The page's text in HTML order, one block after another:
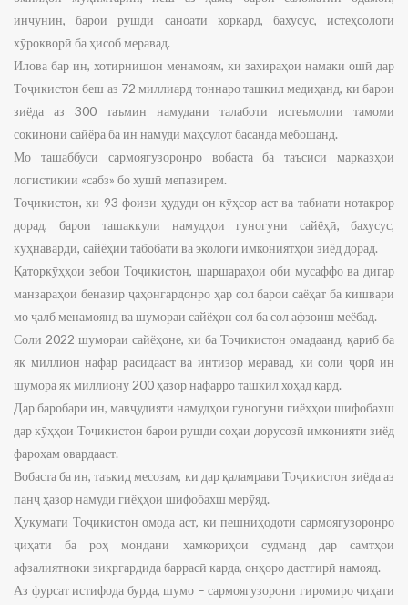
инчунин, барои рушди саноати коркард, бахусус, истеҳсолоти
хӯрокворӣ ба ҳисоб меравад.
Илова бар ин, хотирнишон менамоям, ки захираҳои намаки ошӣ дар
Тоҷикистон беш аз 72 миллиард тоннаро ташкил медиҳанд, ки барои
зиёда аз 300 таъмин намудани талаботи истеъмолии тамоми
сокинони сайёра ба ин намуди маҳсулот басанда мебошанд.
Мо ташаббуси сармоягузоронро вобаста ба таъсиси марказҳои
логистикии «сабз» бо хушӣ мепазирем.
Тоҷикистон, ки 93 фоизи ҳудуди он кӯҳсор аст ва табиати нотакрор
дорад, барои ташаккули намудҳои гуногуни сайёҳӣ, бахусус,
кӯҳнавардӣ, сайёҳии табобатӣ ва экологӣ имкониятҳои зиёд дорад.
Қаторкӯҳҳои зебои Тоҷикистон, шаршараҳои оби мусаффо ва дигар
манзараҳои беназир ҷаҳонгардонро ҳар сол барои саёҳат ба кишвари
мо ҷалб менамоянд ва шумораи сайёҳон сол ба сол афзоиш меёбад.
Соли 2022 шумораи сайёҳоне, ки ба Тоҷикистон омадаанд, қариб ба
як миллион нафар расидааст ва интизор меравад, ки соли ҷорӣ ин
шумора як миллиону 200 ҳазор нафарро ташкил хоҳад кард.
Дар баробари ин, мавҷудияти намудҳои гуногуни гиёҳҳои шифобахш
дар кӯҳҳои Тоҷикистон барои рушди соҳаи дорусозӣ имконияти зиёд
фароҳам овардааст.
Вобаста ба ин, таъкид месозам, ки дар қаламрави Тоҷикистон зиёда аз
панҷ ҳазор намуди гиёҳҳои шифобахш мерӯяд.
Ҳукумати Тоҷикистон омода аст, ки пешниҳодоти сармоягузоронро
ҷиҳати ба роҳ мондани ҳамкориҳои судманд дар самтҳои
афзалиятноки зикргардида баррасӣ карда, онҳоро дастгирӣ намояд.
Аз фурсат истифода бурда, шумо – сармоягузорони гиромиро ҷиҳати